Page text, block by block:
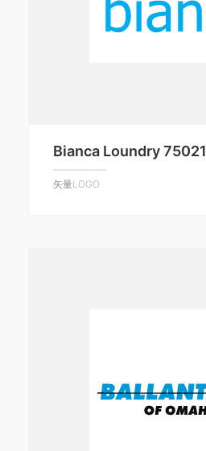
Bianca Loundry 75021
矢量LOGO